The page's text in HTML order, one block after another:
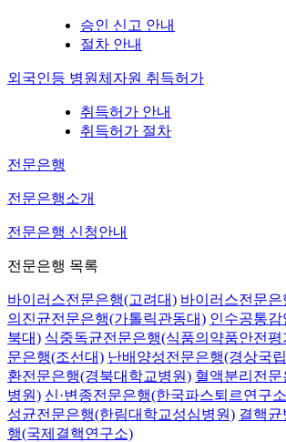
승인 신고 안내
절차 안내
외국인등 병원체자원 취득허가
취득허가 안내
취득허가 절차
전문은행
전문은행소개
전문은행 신청안내
전문은행 목록
바이러스전문은행(고려대) 바이러스전문
의진균전문은행(가톨릭관동대) 인수공통감
북대) 식중독균전문은행(식품의약품안전평
문은행(조선대) 난배양성전문은행(경상국
환전문은행(경북대학교병원) 혈액분리전
병원) 신·변종전문은행(한국파스퇴르연구
성균전문은행(한림대학교성심병원) 결핵
행(국제결핵연구소)